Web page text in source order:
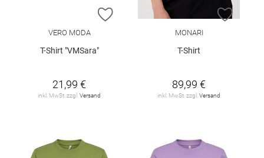
ZUR WUNSCHLISTE HINZUFÜGEN
VERO MODA
T-Shirt "VMSara"
21,99 €
inkl. MwSt. zzgl. Versand
ZUR
MONARI
T-Shirt
89,99 €
inkl. MwSt. zzgl. Versand